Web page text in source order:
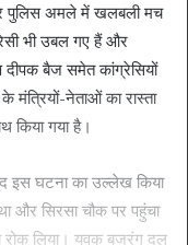
पुलिस अमले में खलबली मच
भी उबल गए हैं और
बैज समेत कांग्रेसियों
मंत्रियों-नेताओं का रास्ता
किया गया है।
इस घटना का उल्लेख किया
और सिरसा चौक पर पहुंचा
रोक लिया। युवक बजरंग दल